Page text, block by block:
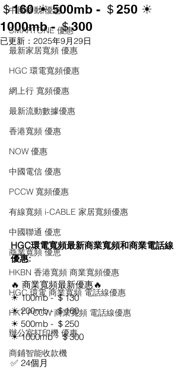
中國移動 優惠
SMARTONE 優惠
最新家居寬頻 優惠
HGC 環電寬頻優惠
網上行 寬頻優惠
最新流動數據優惠
香港寬頻 優惠
NOW 優惠
中國電信 優惠
PCCW 寬頻優惠
有線寬頻 i-CABLE 家居寬頻優惠
中國聯通 優恵
商業寬頻 優恵
HKBN 香港寬頻 商業寬頻優惠
HGC 環電 商業寬頻 電話線優惠
HKT PCCW 商業寬頻 電話線優惠
辦公室打印機 優惠
商鋪智能收款機
＄160 ☀ 500mb - ＄250 ☀
1000mb - ＄300
已更新： 2025年9月29日
HGC環電寬頻最新商業寬頻和商業電話線
優惠:
🔥 商業寬頻最新優惠🔥
☀ 100mb - ＄130
☀ 200mb - ＄160
☀ 500mb - ＄250
☀ 1000mb - ＄300
✅ 24個月